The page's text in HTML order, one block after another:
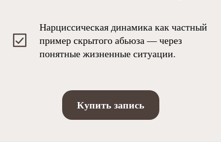
Нарциссическая динамика как частный
пример скрытого абьюза — через
понятные жизненные ситуации.
Купить запись